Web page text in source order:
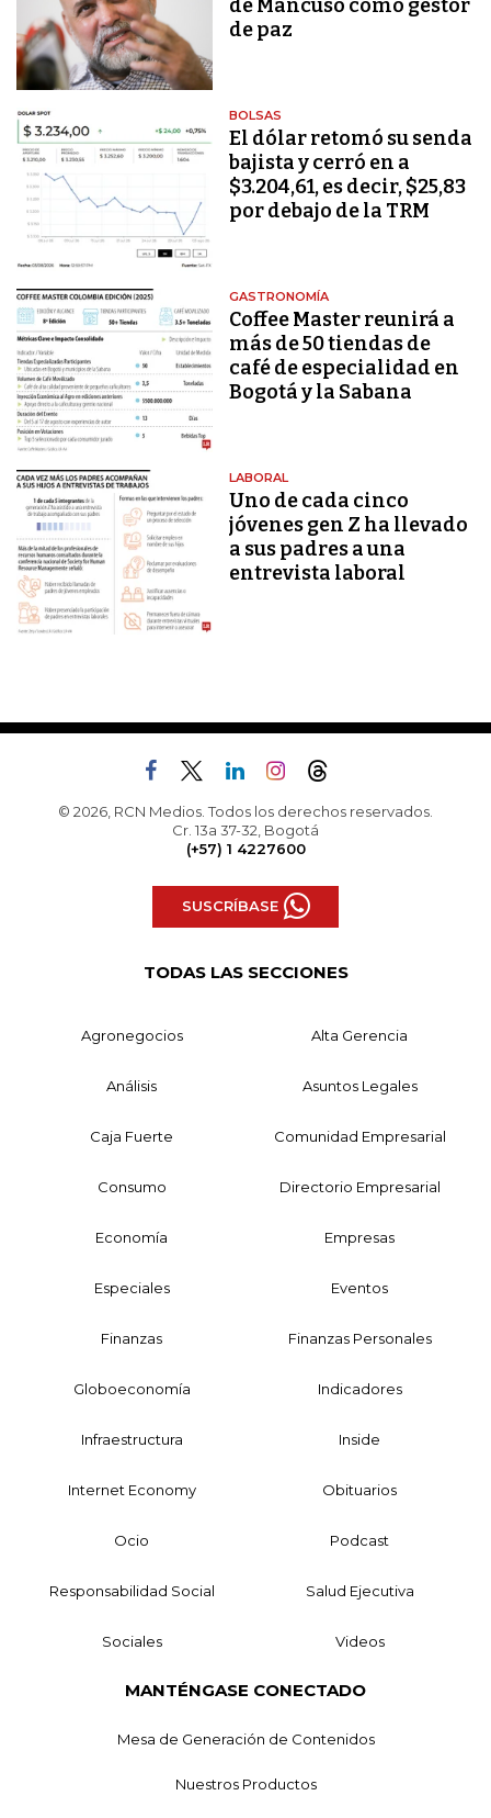
de Mancuso como gestor
de paz
BOLSAS
El dólar retomó su senda
bajista y cerró en a
$3.204,61, es decir, $25,83
por debajo de la TRM
GASTRONOMÍA
Coffee Master reunirá a
más de 50 tiendas de
café de especialidad en
Bogotá y la Sabana
LABORAL
Uno de cada cinco
jóvenes gen Z ha llevado
a sus padres a una
entrevista laboral
© 2026, RCN Medios. Todos los derechos reservados.
Cr. 13a 37-32, Bogotá
(+57) 1 4227600
SUSCRÍBASE
TODAS LAS SECCIONES
Agronegocios Alta Gerencia
Análisis Asuntos Legales
Caja Fuerte Comunidad Empresarial
Consumo Directorio Empresarial
Economía Empresas
Especiales Eventos
Finanzas Finanzas Personales
Globoeconomía Indicadores
Infraestructura Inside
Internet Economy Obituarios
Ocio Podcast
Responsabilidad Social Salud Ejecutiva
Sociales Videos
MANTÉNGASE CONECTADO
Mesa de Generación de Contenidos
Nuestros Productos